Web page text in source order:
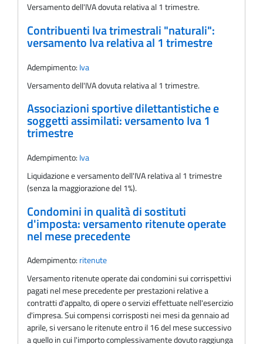
Versamento dell'IVA dovuta relativa al 1 trimestre.
Contribuenti Iva trimestrali "naturali":
versamento Iva relativa al 1 trimestre
Adempimento: Iva
Versamento dell'IVA dovuta relativa al 1 trimestre.
Associazioni sportive dilettantistiche e
soggetti assimilati: versamento Iva 1
trimestre
Adempimento: Iva
Liquidazione e versamento dell'IVA relativa al 1 trimestre
(senza la maggiorazione del 1%).
Condomini in qualità di sostituti
d'imposta: versamento ritenute operate
nel mese precedente
Adempimento: ritenute
Versamento ritenute operate dai condomini sui corrispettivi
pagati nel mese precedente per prestazioni relative a
contratti d'appalto, di opere o servizi effettuate nell'esercizio
d'impresa. Sui compensi corrisposti nei mesi da gennaio ad
aprile, si versano le ritenute entro il 16 del mese successivo
a quello in cui l'importo complessivamente dovuto raggiunga